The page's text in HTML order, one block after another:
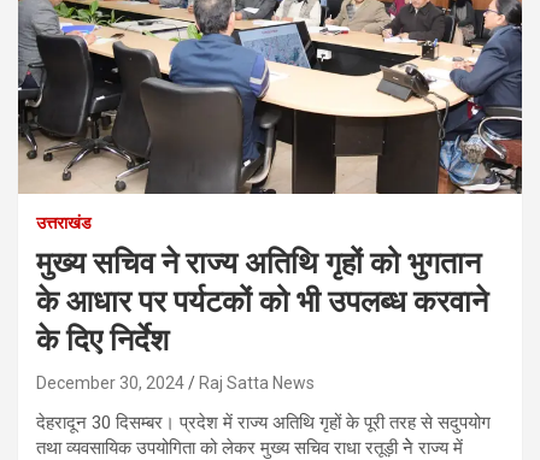
उत्तराखंड
मुख्य सचिव ने राज्य अतिथि गृहों को भुगतान
के आधार पर पर्यटकों को भी उपलब्ध करवाने
के दिए निर्देश
December 30, 2024 Raj Satta News
देहरादून 30 दिसम्बर। प्रदेश में राज्य अतिथि गृहों के पूरी तरह से सदुपयोग
तथा व्यवसायिक उपयोगिता को लेकर मुख्य सचिव राधा रतूड़ी नेे राज्य में